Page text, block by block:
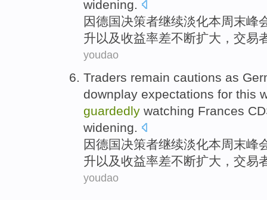
widening.
因德国决策者继续淡化本周末峰
升以及 收益率差不断扩大 ， 交易
youdao
Traders remain cautions as
downplay expectations for this
guardedly watching Frances
widening.
因德国决策者继续淡化本周末峰
升以及 收益率差不断扩大 ， 交易
youdao